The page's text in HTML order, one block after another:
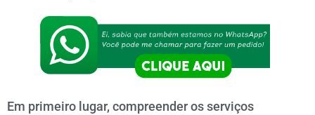
Em primeiro lugar, compreender os serviços